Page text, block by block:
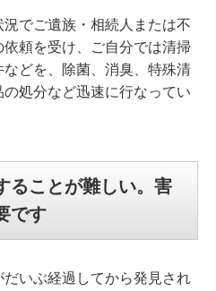
でご遺族・相続人または不
頼を受け、ご自分では清掃
どを、除菌、消臭、特殊清
処分など迅速に行なってい
ることが難しい。害
です
いぶ経過してから発見され